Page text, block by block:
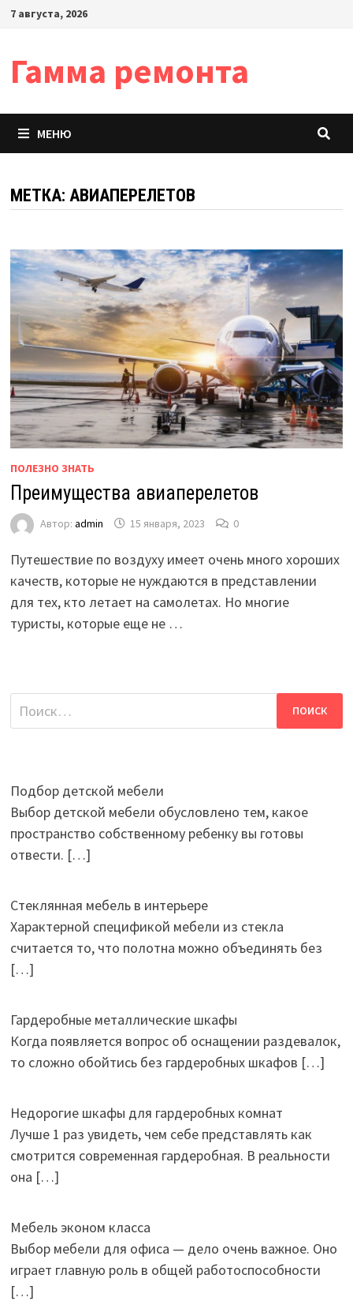
Перейти
7 августа, 2026
Гамма ремонта
МЕНЮ
МЕТКА: АВИАПЕРЕЛЕТОВ
ПОЛЕЗНО ЗНАТЬ
Преимущества авиаперелетов
Автор: admin 15 января, 2023 0
Путешествие по воздуху имеет очень много хороших
качеств, которые не нуждаются в представлении
для тех, кто летает на самолетах. Но многие
туристы, которые еще не …
Найти:
Подбор детской мебели
Выбор детской мебели обусловлено тем, какое
пространство собственному ребенку вы готовы
отвести. […]
Стеклянная мебель в интерьере
Характерной спецификой мебели из стекла
считается то, что полотна можно объединять без
[…]
Гардеробные металлические шкафы
Когда появляется вопрос об оснащении раздевалок,
то сложно обойтись без гардеробных шкафов […]
Недорогие шкафы для гардеробных комнат
Лучше 1 раз увидеть, чем себе представлять как
смотрится современная гардеробная. В реальности
она […]
Мебель эконом класса
Выбор мебели для офиса — дело очень важное. Оно
играет главную роль в общей работоспособности
[…]